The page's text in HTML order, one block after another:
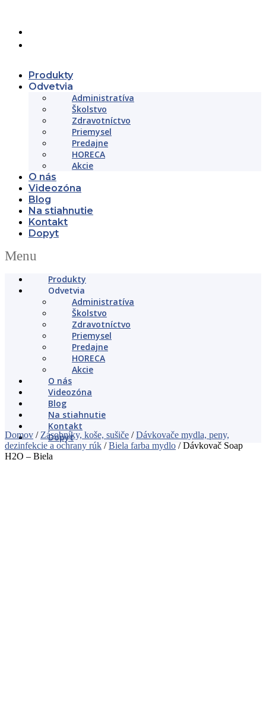
Produkty
Odvetvia
Administratíva
Školstvo
Zdravotníctvo
Priemysel
Predajne
HORECA
Akcie
O nás
Videozóna
Blog
Na stiahnutie
Kontakt
Dopyt
Menu
Produkty
Odvetvia
Administratíva
Školstvo
Zdravotníctvo
Priemysel
Predajne
HORECA
Akcie
O nás
Videozóna
Blog
Na stiahnutie
Kontakt
Dopyt
Domov / Zásobníky, koše, sušiče /Dávkovače mydla, peny,
dezinfekcie a ochrany rúk /Biela farba mydlo / Dávkovač Soap
H2O – Biela